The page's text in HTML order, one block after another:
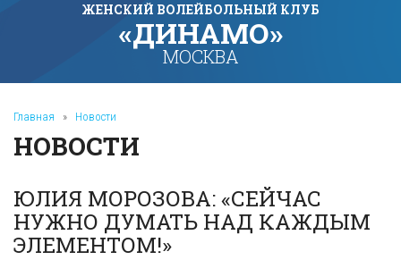
ЖЕНСКИЙ ВОЛЕЙБОЛЬНЫЙ КЛУБ
«ДИНАМО»
МОСКВА
Главная » Новости
НОВОСТИ
ЮЛИЯ МОРОЗОВА: «СЕЙЧАС
НУЖНО ДУМАТЬ НАД КАЖДЫМ
ЭЛЕМЕНТОМ!»